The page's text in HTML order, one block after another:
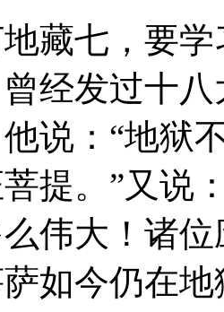
七，要学
经发过十
说：“地狱
提。”又说
伟大！诸
如今仍在